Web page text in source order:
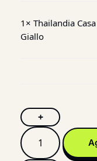
1× Thailandia
Giallo
+